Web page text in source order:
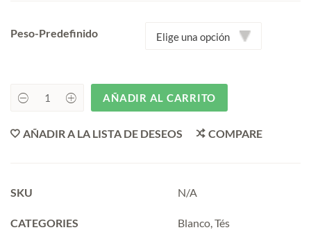
Peso-Predefinido
TAIMUZHEN
quantity
AÑADIR AL CARRITO
AÑADIR A LA LISTA DE DESEOS COMPARE
SKU N/A
CATEGORIES Blanco,Tés